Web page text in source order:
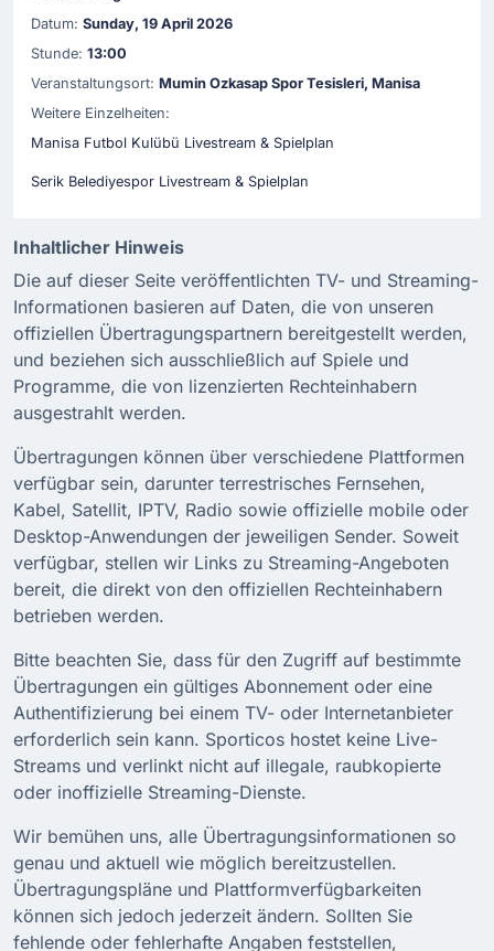
Datum: Sunday, 19 April 2026
Stunde: 13:00
Veranstaltungsort: Mumin Ozkasap Spor Tesisleri, Manisa
Weitere Einzelheiten:
Manisa Futbol Kulübü Livestream & Spielplan
Serik Belediyespor Livestream & Spielplan
Inhaltlicher Hinweis
Die auf dieser Seite veröffentlichten TV- und Streaming-
Informationen basieren auf Daten, die von unseren
offiziellen Übertragungspartnern bereitgestellt werden,
und beziehen sich ausschließlich auf Spiele und
Programme, die von lizenzierten Rechteinhabern
ausgestrahlt werden.
Übertragungen können über verschiedene Plattformen
verfügbar sein, darunter terrestrisches Fernsehen,
Kabel, Satellit, IPTV, Radio sowie offizielle mobile oder
Desktop-Anwendungen der jeweiligen Sender. Soweit
verfügbar, stellen wir Links zu Streaming-Angeboten
bereit, die direkt von den offiziellen Rechteinhabern
betrieben werden.
Bitte beachten Sie, dass für den Zugriff auf bestimmte
Übertragungen ein gültiges Abonnement oder eine
Authentifizierung bei einem TV- oder Internetanbieter
erforderlich sein kann. Sporticos hostet keine Live-
Streams und verlinkt nicht auf illegale, raubkopierte
oder inoffizielle Streaming-Dienste.
Wir bemühen uns, alle Übertragungsinformationen so
genau und aktuell wie möglich bereitzustellen.
Übertragungspläne und Plattformverfügbarkeiten
können sich jedoch jederzeit ändern. Sollten Sie
fehlende oder fehlerhafte Angaben feststellen,